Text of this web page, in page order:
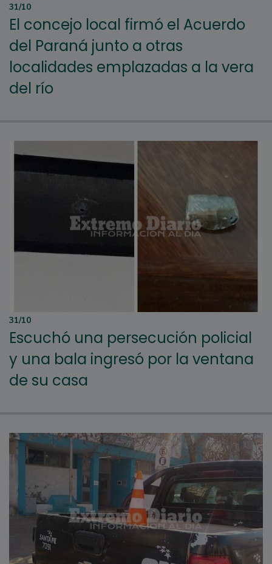
31/10
El concejo local firmó el Acuerdo
del Paraná junto a otras
localidades emplazadas a la vera
del río
31/10
Escuchó una persecución policial
y una bala ingresó por la ventana
de su casa